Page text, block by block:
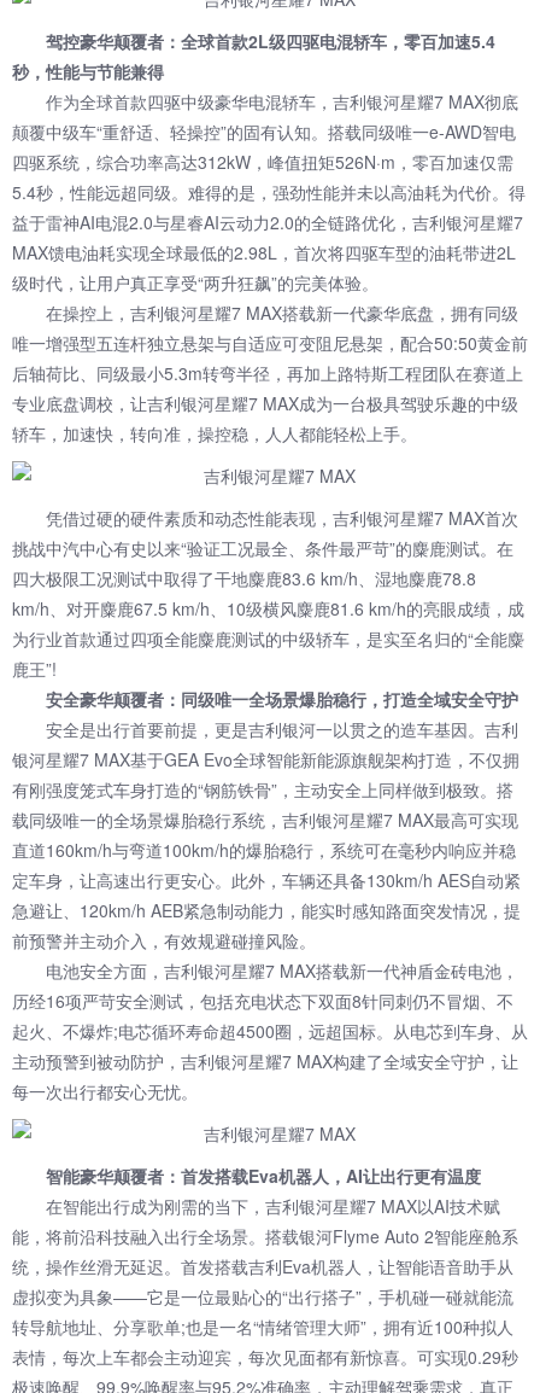
驾控豪华颠覆者：全球首款2L级四驱电混轿车，零百加速5.4
秒，性能与节能兼得
作为全球首款四驱中级豪华电混轿车，吉利银河星耀7 MAX彻底
颠覆中级车“重舒适、轻操控”的固有认知。搭载同级唯一e-AWD智电
四驱系统，综合功率高达312kW，峰值扭矩526N·m，零百加速仅需
5.4秒，性能远超同级。难得的是，强劲性能并未以高油耗为代价。得
益于雷神AI电混2.0与星睿AI云动力2.0的全链路优化，吉利银河星耀7
MAX馈电油耗实现全球最低的2.98L，首次将四驱车型的油耗带进2L
级时代，让用户真正享受“两升狂飙”的完美体验。
在操控上，吉利银河星耀7 MAX搭载新一代豪华底盘，拥有同级
唯一增强型五连杆独立悬架与自适应可变阻尼悬架，配合50:50黄金前
后轴荷比、同级最小5.3m转弯半径，再加上路特斯工程团队在赛道上
专业底盘调校，让吉利银河星耀7 MAX成为一台极具驾驶乐趣的中级
轿车，加速快，转向准，操控稳，人人都能轻松上手。
凭借过硬的硬件素质和动态性能表现，吉利银河星耀7 MAX首次
挑战中汽中心有史以来“验证工况最全、条件最严苛”的麋鹿测试。在
四大极限工况测试中取得了干地麋鹿83.6 km/h、湿地麋鹿78.8
km/h、对开麋鹿67.5 km/h、10级横风麋鹿81.6 km/h的亮眼成绩，成
为行业首款通过四项全能麋鹿测试的中级轿车，是实至名归的“全能麋
鹿王”!
安全豪华颠覆者：同级唯一全场景爆胎稳行，打造全域安全守护
安全是出行首要前提，更是吉利银河一以贯之的造车基因。吉利
银河星耀7 MAX基于GEA Evo全球智能新能源旗舰架构打造，不仅拥
有刚强度笼式车身打造的“钢筋铁骨”，主动安全上同样做到极致。搭
载同级唯一的全场景爆胎稳行系统，吉利银河星耀7 MAX最高可实现
直道160km/h与弯道100km/h的爆胎稳行，系统可在毫秒内响应并稳
定车身，让高速出行更安心。此外，车辆还具备130km/h AES自动紧
急避让、120km/h AEB紧急制动能力，能实时感知路面突发情况，提
前预警并主动介入，有效规避碰撞风险。
电池安全方面，吉利银河星耀7 MAX搭载新一代神盾金砖电池，
历经16项严苛安全测试，包括充电状态下双面8针同刺仍不冒烟、不
起火、不爆炸;电芯循环寿命超4500圈，远超国标。从电芯到车身、从
主动预警到被动防护，吉利银河星耀7 MAX构建了全域安全守护，让
每一次出行都安心无忧。
智能豪华颠覆者：首发搭载Eva机器人，AI让出行更有温度
在智能出行成为刚需的当下，吉利银河星耀7 MAX以AI技术赋
能，将前沿科技融入出行全场景。搭载银河Flyme Auto 2智能座舱系
统，操作丝滑无延迟。首发搭载吉利Eva机器人，让智能语音助手从
虚拟变为具象——它是一位最贴心的“出行搭子”，手机碰一碰就能流
转导航地址、分享歌单;也是一名“情绪管理大师”，拥有近100种拟人
表情，每次上车都会主动迎宾，每次见面都有新惊喜。可实现0.29秒
极速唤醒、99.9%唤醒率与95.2%准确率，主动理解驾乘需求，真正